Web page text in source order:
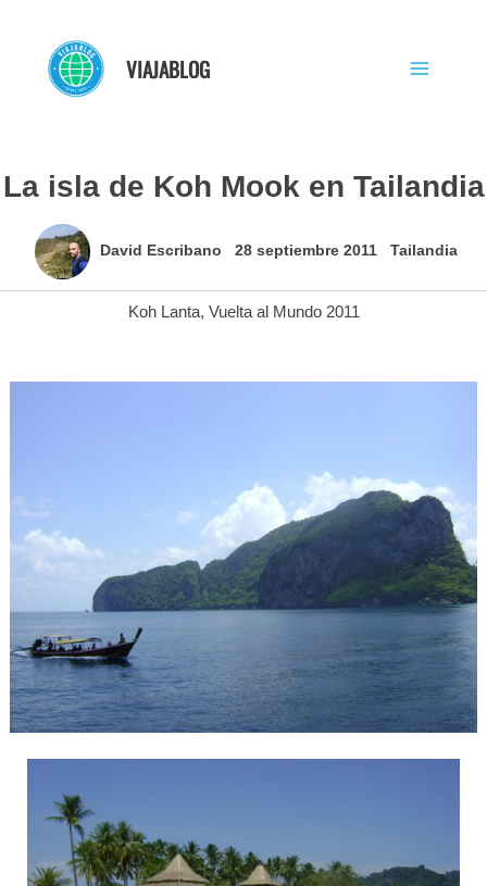
contenido
VIAJABLOG
La isla de Koh Mook en Tailandia
David Escribano 28 septiembre 2011 Tailandia
Koh Lanta, Vuelta al Mundo 2011